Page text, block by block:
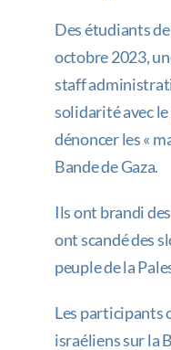
Des étudiants
octobre 2023,
staff
solidarité avec
dénoncer les «
Bande de Gaza.
Ils ont brandi
ont scandé des
peuple de la
Les participants
israéliens sur la